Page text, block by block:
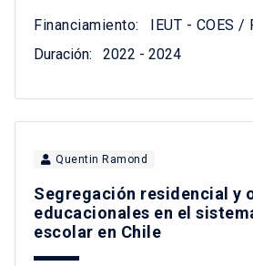
Financiamiento:
IEUT - COES
Duración:
2022 - 2024
Quentin Ramond
Segregación residencial y
educacionales en el
escolar en Chile